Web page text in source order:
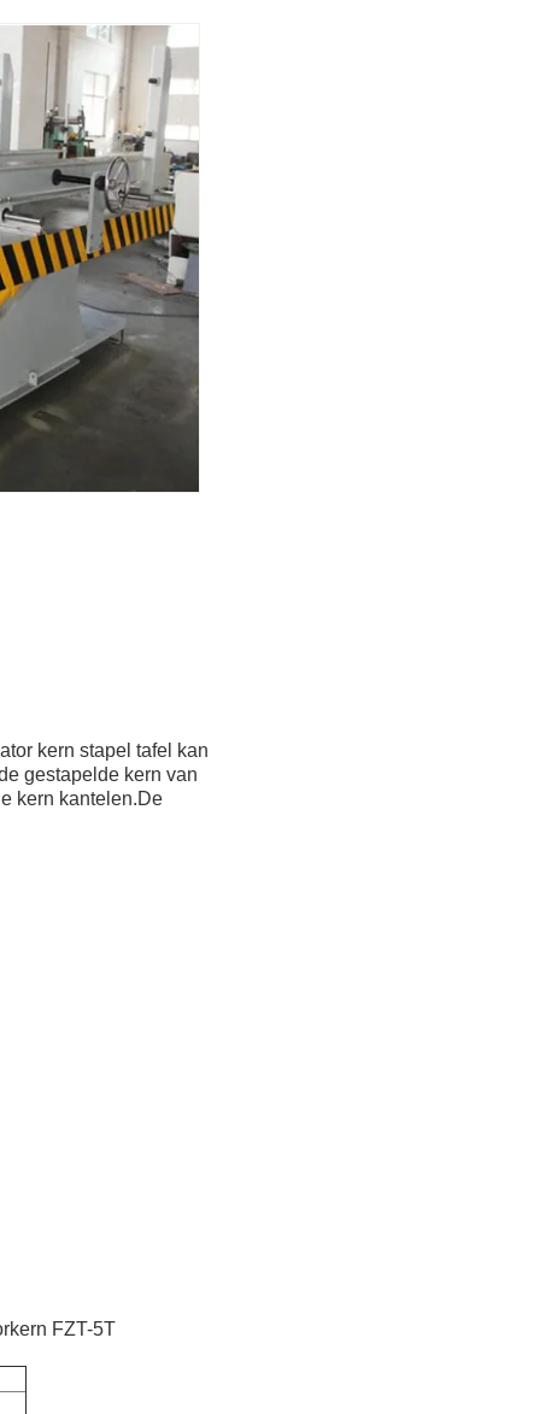
kern stapel tafel kan
gestapelde kern van
kern kantelen.De
FZT-5T